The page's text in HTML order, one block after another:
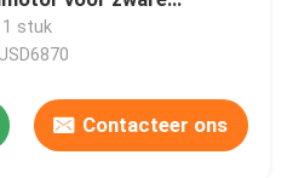
1 stuk
Contacteer ons